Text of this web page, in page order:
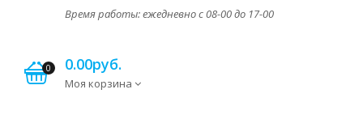
Время работы: ежедневно с 08-00 до 17-00
0 0.00руб.
Моя корзина